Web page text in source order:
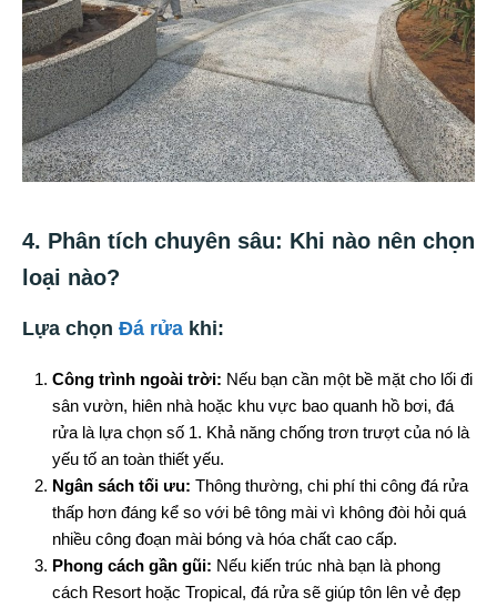
4. Phân tích chuyên sâu: Khi nào nên chọn
loại nào?
Lựa chọn Đá rửa khi:
Công trình ngoài trời: Nếu bạn cần một bề mặt cho lối đi
sân vườn, hiên nhà hoặc khu vực bao quanh hồ bơi, đá
rửa là lựa chọn số 1. Khả năng chống trơn trượt của nó là
yếu tố an toàn thiết yếu.
Ngân sách tối ưu: Thông thường, chi phí thi công đá rửa
thấp hơn đáng kể so với bê tông mài vì không đòi hỏi quá
nhiều công đoạn mài bóng và hóa chất cao cấp.
Phong cách gần gũi: Nếu kiến trúc nhà bạn là phong
cách Resort hoặc Tropical, đá rửa sẽ giúp tôn lên vẻ đẹp